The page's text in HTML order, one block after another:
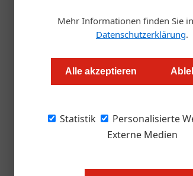
Mehr Informationen finden Sie
Datenschutzerklärung.
Alle akzeptieren
Statistik
Personalisierte
Externe Medien
Markus Höller
Fachleute aus aller Welt
Gelegenheit,
„Wir haben drei